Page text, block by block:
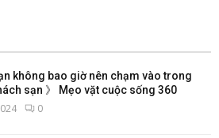
không bao giờ nên chạm vào trong
sạn 》 Mẹo vặt cuộc sống 360
0